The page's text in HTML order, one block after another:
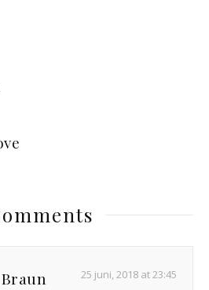
25 juni, 2018 at 23:45